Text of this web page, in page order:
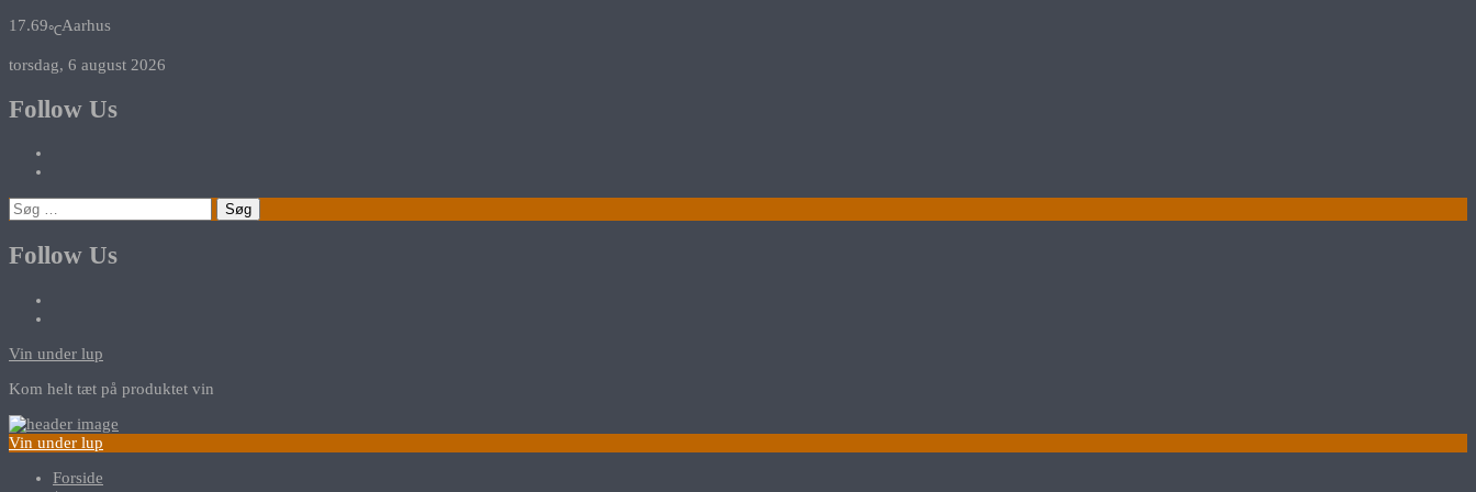
17.69℃Aarhus
torsdag, 6 august 2026
Follow Us
Søg
efter:
Follow Us
Vin under lup
Kom helt tæt på produktet vin
Vin under lup
Forside